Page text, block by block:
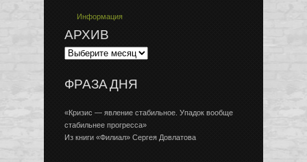
Информация
АРХИВ
ФРАЗА ДНЯ
«Кризис — явление стабильное. Упадок вообще
стабильнее прогресса»
Из книги «Филиал» Сергея Довлатова